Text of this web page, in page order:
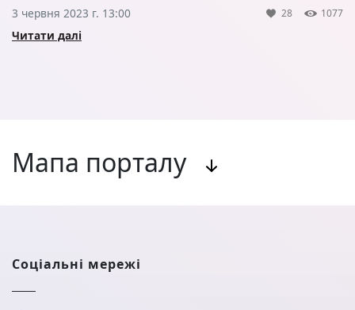
3 червня 2023 г. 13:00 28 1077
Читати далі
Мапа порталу
Соціальні мережі